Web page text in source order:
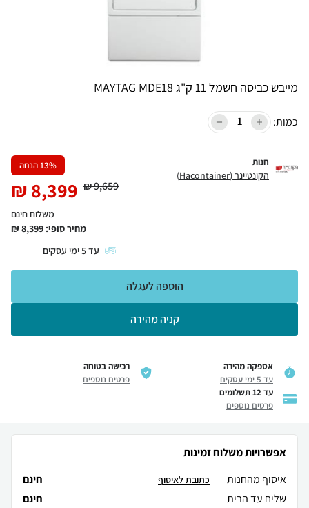
מייבש כביסה חשמל 11 ק"ג MAYTAG MDE18
כמות:
חנות
הקונטיינר (Hacontainer)
13% הנחה
9,659
₪
8,399
₪
משלוח חינם
מחיר סופי: 8,399
₪
עד5ימי עסקים
קניה מהירה
הוספה לעגלה
אספקה מהירה
עד 5 ימי עסקים
רכישה בטוחה
פרטים נוספים
עד 12 תשלומים
פרטים נוספים
אפשרויות משלוח זמינות
איסוף מהחנות
חינם כתובת לאיסוף
שליח עד הבית חינם